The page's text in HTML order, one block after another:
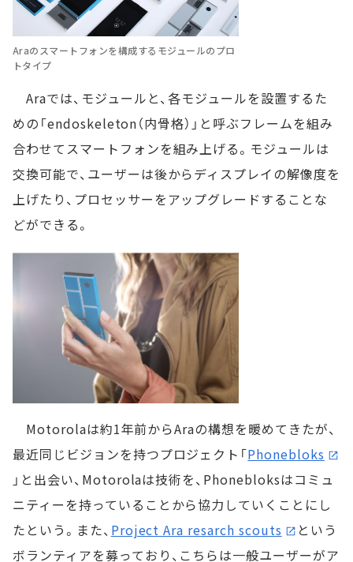
Araのスマートフォンを構成するモジュールのプロ
トタイプ
Araでは、モジュールと、各モジュールを設置するた
めの「endoskeleton（内骨格）」と呼ぶフレームを組み
合わせてスマートフォンを組み上げる。モジュールは
交換可能で、ユーザーは後からディスプレイの解像度を
上げたり、プロセッサーをアップグレードすることな
どができる。
Motorolaは約1年前からAraの構想を暖めてきたが、
最近同じビジョンを持つプロジェクト「Phonebloks
」と出会い、Motorolaは技術を、Phonebloksはコミュ
ニティーを持っていることから協力していくことにし
たという。また、 Project Ara resarch scouts
という
ボランティアを募っており、こちらは一般ユーザーがア